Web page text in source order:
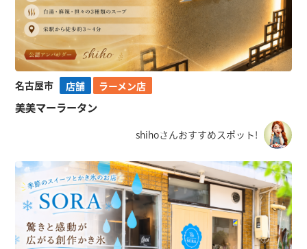
名古屋市 店舗 ラーメン店
美美マーラータン
shihoさんおすすめスポット!